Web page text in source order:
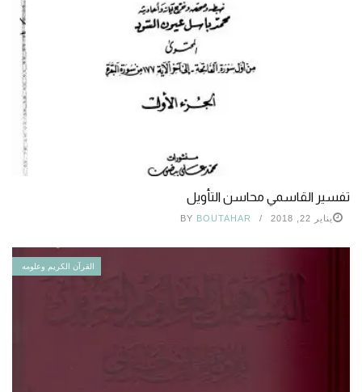
تفسير القاسمي محاسن التأويل
يناير 22, 2018 BY BOUTAHAR
القرآن الكريم وعلومه